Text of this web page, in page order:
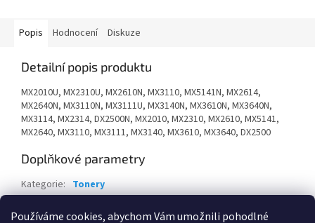
Používáme cookies, abychom Vám umožnili pohodlné
Popis Hodnocení Diskuze
Detailní popis produktu
MX2010U, MX2310U, MX2610N, MX3110, MX5141N, MX2614,
MX2640N, MX3110N, MX3111U, MX3140N, MX3610N, MX3640N,
MX3114, MX2314, DX2500N, MX2010, MX2310, MX2610, MX5141,
MX2640, MX3110, MX3111, MX3140, MX3610, MX3640, DX2500
Doplňkové parametry
Kategorie: Tonery
EAN: 4974019678139